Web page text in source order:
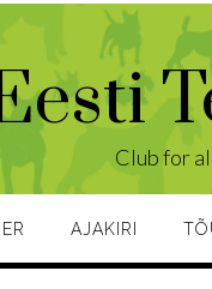
Club for
AJAKIRI